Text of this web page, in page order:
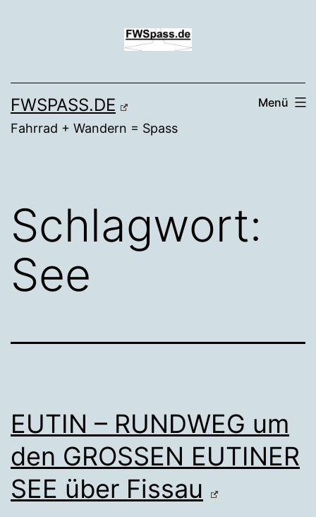
FWSPASS.DE
Fahrrad + Wandern = Spass
Menü
Schlagwort:
See
EUTIN – RUNDWEG um
den GROSSEN EUTINER
SEE über Fissau